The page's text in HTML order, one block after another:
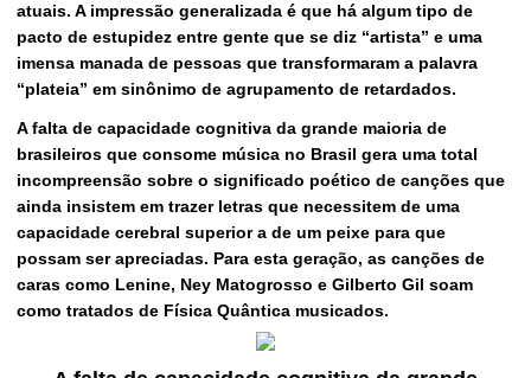
atuais. A impressão generalizada é que há algum tipo de
pacto de estupidez entre gente que se diz “artista” e uma
imensa manada de pessoas que transformaram a palavra
“plateia” em sinônimo de agrupamento de retardados.
A falta de capacidade cognitiva da grande maioria de
brasileiros que consome música no Brasil gera uma total
incompreensão sobre o significado poético de canções que
ainda insistem em trazer letras que necessitem de uma
capacidade cerebral superior a de um peixe para que
possam ser apreciadas. Para esta geração, as canções de
caras como Lenine, Ney Matogrosso e Gilberto Gil soam
como tratados de Física Quântica musicados.